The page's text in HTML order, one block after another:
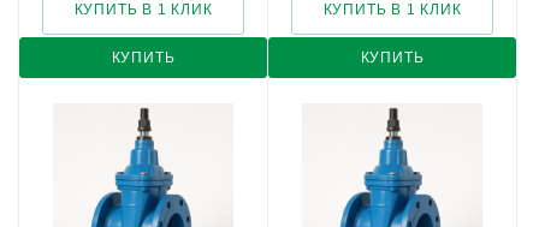
КУПИТЬ
КУПИТЬ В 1 КЛИК
КУПИТЬ
КУПИТЬ В 1 КЛИК